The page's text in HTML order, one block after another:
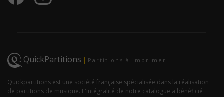
QuickPartitions | Partitions à imprimer
Quickpartitions est une société française spécialisée dans la réalisation
de partitions de musique. L'intégralité de notre catalogue a bénéficié